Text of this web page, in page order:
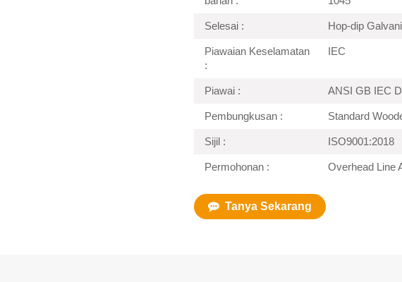
Selesai : Hop-dip
Piawaian Keselamatan
:
IEC
Piawai : ANSI GB IEC
Pembungkusan : Standard
Sijil : ISO9001:2018
Permohonan : Overhead Line
Tanya Sekarang